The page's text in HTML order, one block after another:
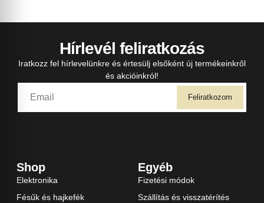
Hírlevél feliratkozás
Iratkozz fel hírlevelünkre és értesülj elsőként új termékeinkről
és akcióinkról!
Feliratkozom
Shop
Elektronika
Fésűk és hajkefék
Egyéb
Fizetési módok
Szállítás és visszatérítés